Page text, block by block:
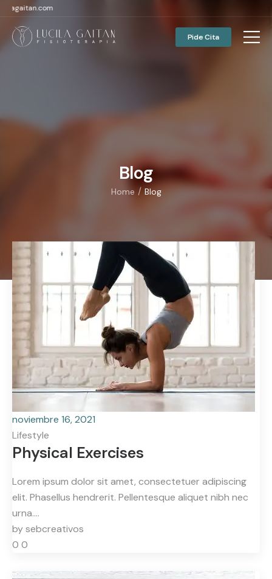
Pide Cita
Blog
Home / Blog
noviembre 16, 2021
Lifestyle
Physical Exercises
Lorem ipsum dolor sit amet, consectetuer adipiscing
elit. Phasellus hendrerit. Pellentesque aliquet nibh nec
urna.…
bysebcreativos
0 0